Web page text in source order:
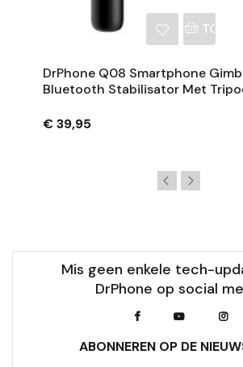
DrPhone Q08 Smartphone
Bluetooth Stabilisator Met
€ 39,95
Mis geen enkele tech-
DrPhone op social
ABONNEREN OP DE